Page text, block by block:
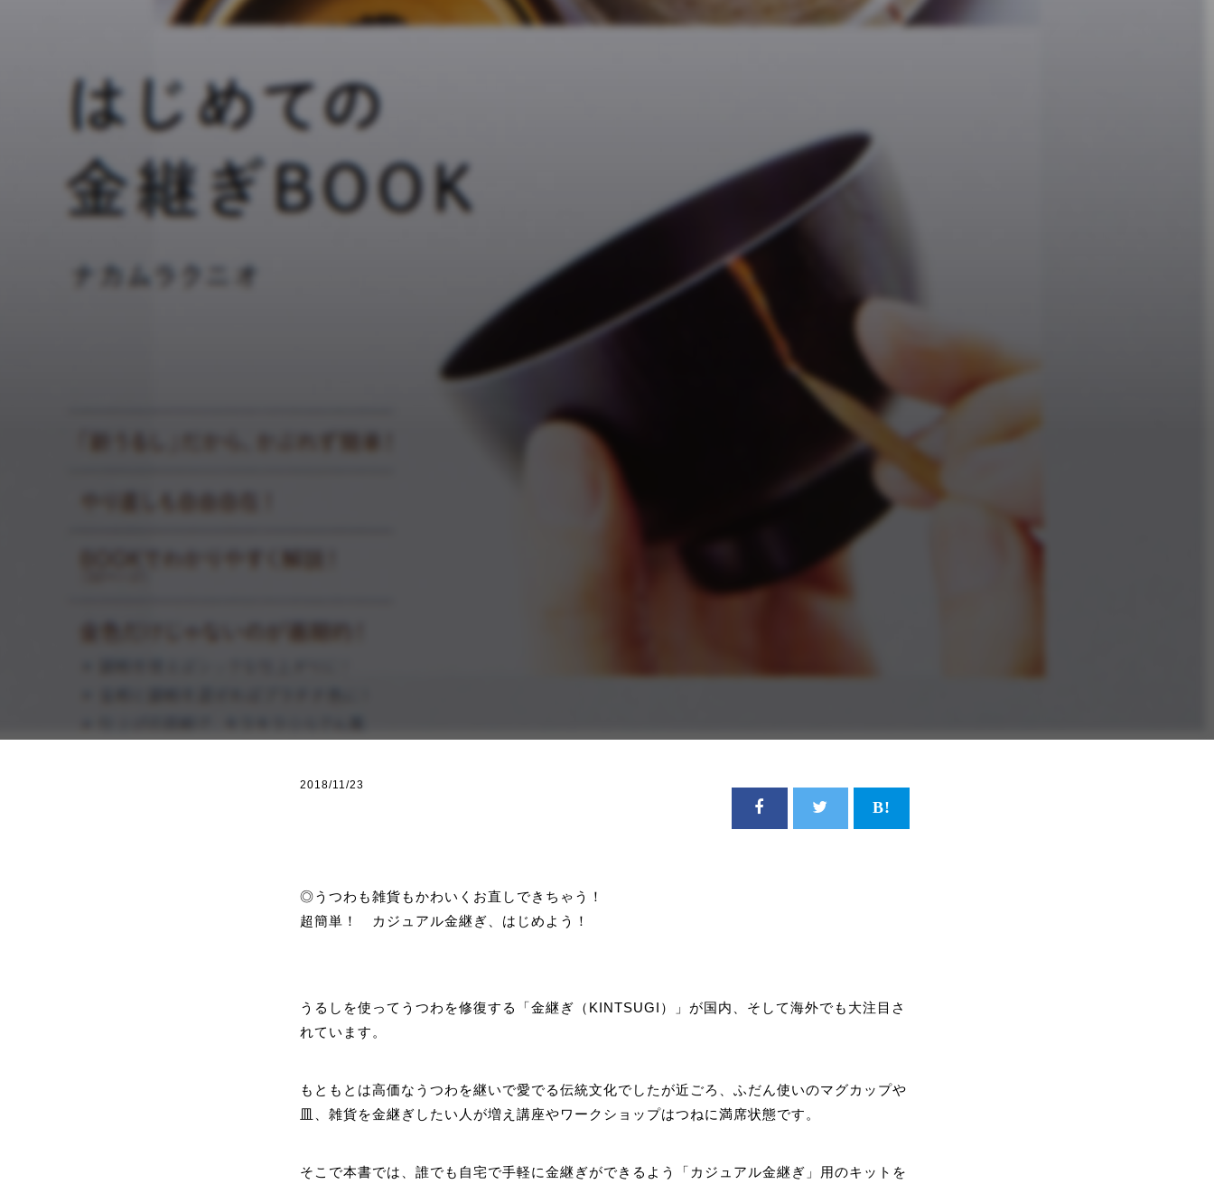
2018/11/23
◎うつわも雑貨もかわいくお直しできちゃう！
超簡単！ カジュアル金継ぎ、はじめよう！
うるしを使ってうつわを修復する「金継ぎ（KINTSUGI）」が国内、そして海外でも大注目さ
れています。
もともとは高価なうつわを継いで愛でる伝統文化でしたが近ごろ、ふだん使いのマグカップや
皿、雑貨を金継ぎしたい人が増え講座やワークショップはつねに満席状態です。
そこで本書では、誰でも自宅で手軽に金継ぎができるよう「カジュアル金継ぎ」用のキットを